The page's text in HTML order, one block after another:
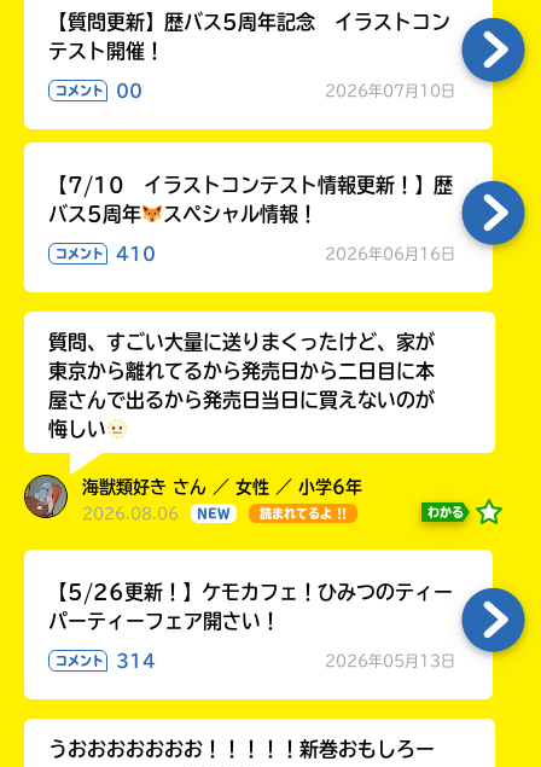
【質問更新】歴バス5周年記念 イラストコン
テスト開催！
コメント 00 2026年07月10日
【7/10 イラストコンテスト情報更新！】歴
バス5周年
スペシャル情報！
コメント 410 2026年06月16日
質問、すごい大量に送りまくったけど、家が
東京から離れてるから発売日から二日目に本
屋さんで出るから発売日当日に買えないのが
悔しい
海獣類好き さん ／ 女性 ／ 小学6年
2026.08.06 NEW 読まれてるよ !! わかる
【5/26更新！】ケモカフェ！ひみつのティー
パーティーフェア開さい！
コメント 314 2026年05月13日
うおおおおおおお！！！！！新巻おもしろー